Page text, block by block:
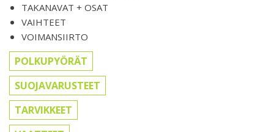
TAKANAVAT + OSAT
VAIHTEET
VOIMANSIIRTO
POLKUPYÖRÄT
SUOJAVARUSTEET
TARVIKKEET